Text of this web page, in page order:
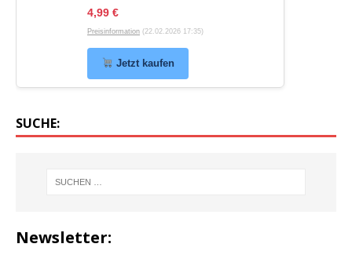
4,99 €
Preisinformation (22.02.2026 17:35)
Jetzt kaufen
SUCHE:
Newsletter: